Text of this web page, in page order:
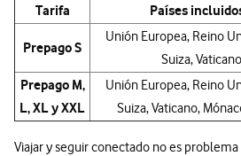
Tarifa Países
Prepago S
Unión Europea, Reino
Suiza,
Prepago M,
L, XL y XXL
Unión Europea, Reino
Suiza, Vaticano,
Viajar y seguir conectado no es